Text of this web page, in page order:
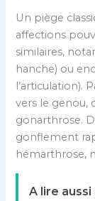
Un piège
affections
similaires,
hanche) ou
l’articulation).
vers le genou,
gonarthrose.
gonflement
hémarthrose,
A lire aussi